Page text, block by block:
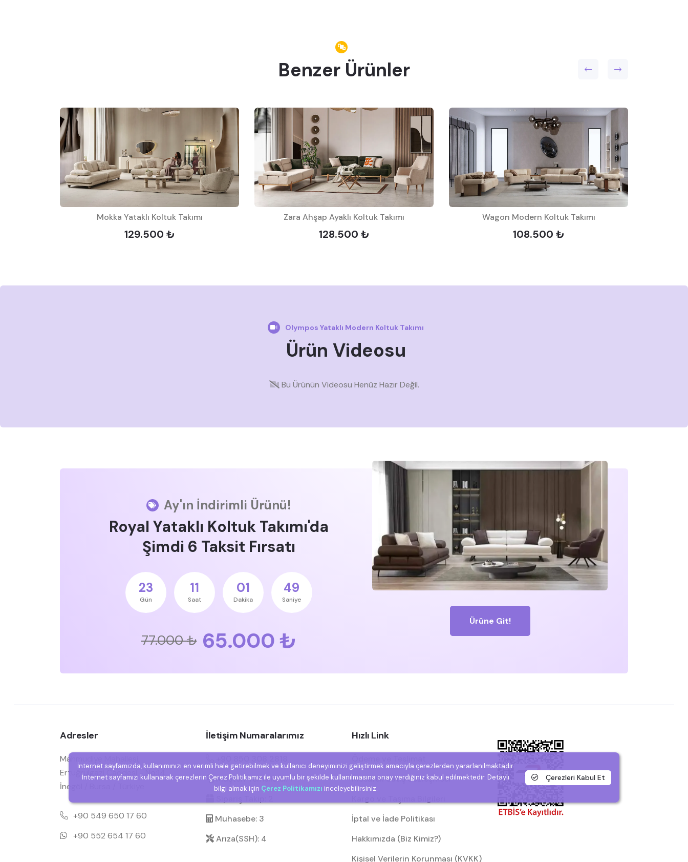
Benzer Ürünler
Mokka Yataklı Koltuk Takımı
129.500 ₺
Zara Ahşap Ayaklı Koltuk Takımı
128.500 ₺
Wagon Modern Koltuk Takımı
108.500 ₺
Olympos Yataklı Modern Koltuk Takımı
Ürün Videosu
Bu Ürünün Videosu Henüz Hazır Değil.
Ay'ın İndirimli Ürünü!
Royal Yataklı Koltuk Takımı'da
Şimdi 6 Taksit Fırsatı
23
Gün
11
Saat
01
Dakika
48
Saniye
77.000 ₺ 65.000 ₺
Ürüne Git!
Adresler
Mahmudiye Mahallesi,
Ertuğrulgazi Caddesi - No:14,
İnegöl / Bursa / Türkiye
+90 549 650 17 60
+90 552 654 17 60
İletişim Numaralarımız
Müşteri Temsilcisi: 1
Muhasebe: 3
Arıza(SSH): 4
Hızlı Link
Mesafeli Satış Sözleşmesi
İptal ve İade Politikası
Hakkımızda (Biz Kimiz?)
Kişisel Verilerin Korunması (KVKK)
İnternet sayfamızda, kullanımınızı en verimli hale getirebilmek ve kullanıcı deneyiminizi geliştirmek amacıyla çerezlerden yararlanılmaktadır.
İnternet sayfamızı kullanarak çerezlerin Çerez Politikamız ile uyumlu bir şekilde kullanılmasına onay verdiğiniz kabul edilmektedir. Detaylı
bilgi almak için Çerez Politikamızı inceleyebilirsiniz.
Çerezleri Kabul Et